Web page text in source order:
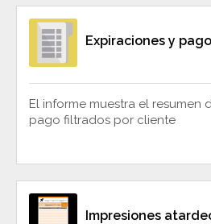
Expiraciones y
El informe muestra el resumen
pago filtrados por cliente
Impresiones